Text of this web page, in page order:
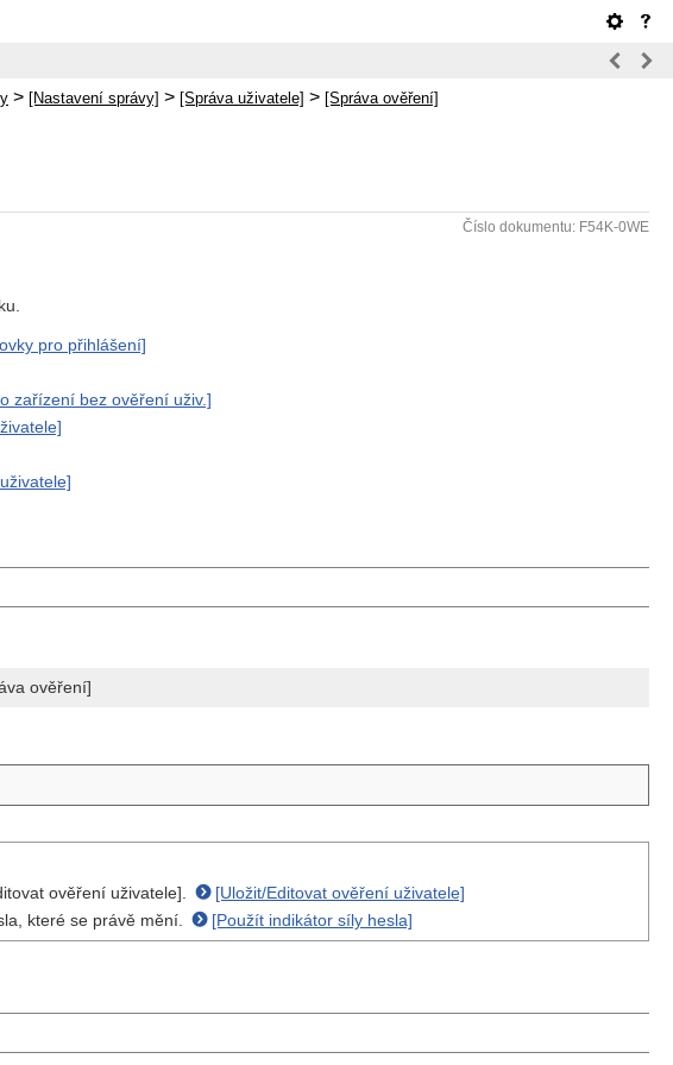
> [Nastavení správy] > [Správa uživatele] > [Správa ověření]
Číslo dokumentu: F54K-0WE
pro přihlášení]
zařízení bez ověření uživ.]
ověření]
ověření uživatele].
[Uložit/Editovat ověření uživatele]
které se právě mění.
[Použít indikátor síly hesla]